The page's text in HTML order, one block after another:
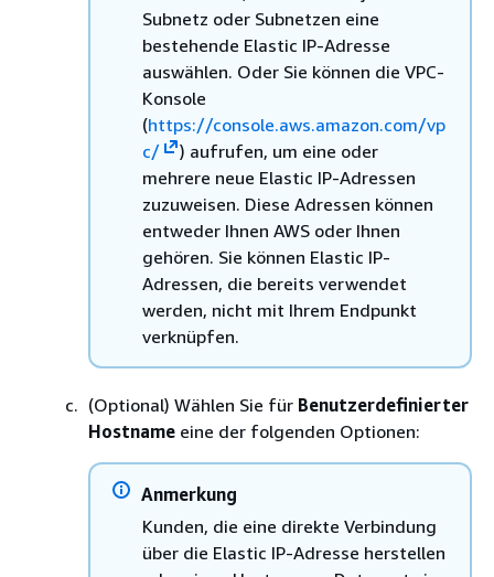
Subnetz oder Subnetzen eine
bestehende Elastic IP-Adresse
auswählen. Oder Sie können die VPC-
Konsole
(https://console.aws.amazon.com/vp
c/
) aufrufen, um eine oder
mehrere neue Elastic IP-Adressen
zuzuweisen. Diese Adressen können
entweder Ihnen AWS oder Ihnen
gehören. Sie können Elastic IP-
Adressen, die bereits verwendet
werden, nicht mit Ihrem Endpunkt
verknüpfen.
(Optional) Wählen Sie für Benutzerdefinierter
Hostname eine der folgenden Optionen:
Anmerkung
Kunden, die eine direkte Verbindung
über die Elastic IP-Adresse herstellen